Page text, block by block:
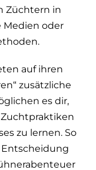
Züchtern in
Medien oder
auf ihren
zusätzliche
es dir,
zu lernen. So